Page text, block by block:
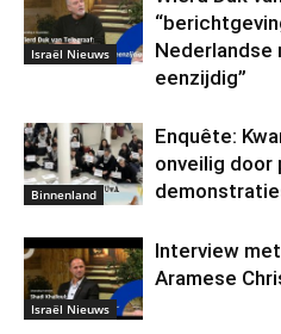
Israël Nieuws
Nederlandse
eenzijdig”
Binnenland
Enquête:
onveilig door
Israël Nieuws
Interview
Aramese